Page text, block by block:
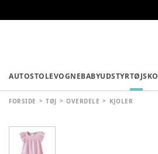
AUTOSTOLEVOGNEBABYUDSTYRTØJSKO
FORSIDE TØJ OVERDELE KJOLER